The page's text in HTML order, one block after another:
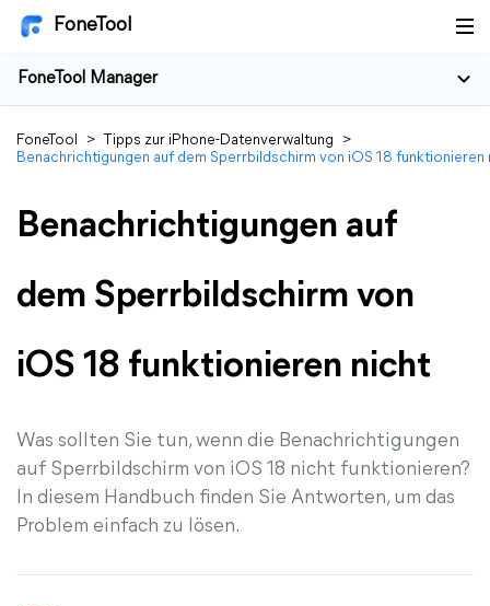
FoneTool
FoneTool Manager
FoneTool > Tipps zur iPhone-Datenverwaltung
>
Benachrichtigungen auf dem Sperrbildschirm von iOS 18 funktionieren
Benachrichtigungen auf
dem Sperrbildschirm von
iOS 18 funktionieren nicht
Was sollten Sie tun, wenn die Benachrichtigungen
auf Sperrbildschirm von iOS 18 nicht funktionieren?
In diesem Handbuch finden Sie Antworten, um das
Problem einfach zu lösen.